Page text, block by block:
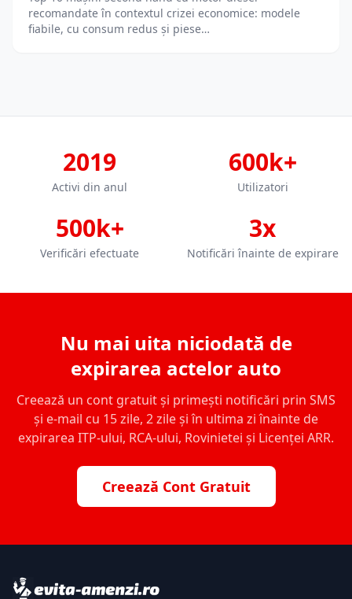
recomandate în contextul crizei economice: modele
fiabile, cu consum redus și piese…
2019
Activi din anul
600k+
Utilizatori
500k+
Verificări efectuate
3x
Notificări înainte de expirare
Nu mai uita niciodată de
expirarea actelor auto
Creează un cont gratuit și primești notificări prin SMS
și e-mail cu 15 zile, 2 zile și în ultima zi înainte de
expirarea ITP-ului, RCA-ului, Rovinietei și Licenței ARR.
Creează Cont Gratuit